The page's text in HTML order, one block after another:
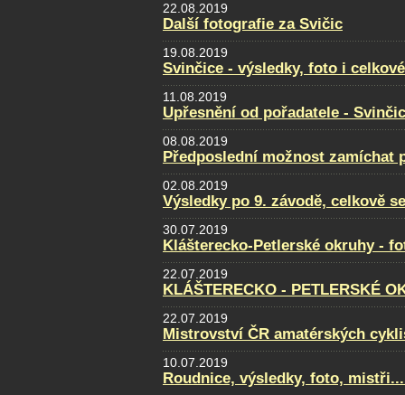
22.08.2019
Další fotografie za Svičic
19.08.2019
Svinčice - výsledky, foto i
11.08.2019
Upřesnění od pořadatele -
08.08.2019
Předposlední možnost zamíchat
02.08.2019
Výsledky po 9. závodě, celkově
30.07.2019
Klášterecko-Petlerské okruhy -
22.07.2019
KLÁŠTERECKO - PETLERSKÉ
22.07.2019
Mistrovství ČR amatérských
10.07.2019
Roudnice, výsledky, foto,